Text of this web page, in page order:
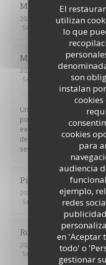
El
utilizan
lo que
son
instalan
cookies
para
audiencia
ejemplo,
redes
en 'Aceptar
todo' o
gestionar
Michael
2026-08-07
- 22:00 - Invitados
Servicio
Ambiente
Michelle
2026-08-05
- 19:45 - Invitados
Servicio
Ambiente:5/5
Un petit restaurant sympa
posé avec des amis. Mon
excellent moment dans ce
dessert tout était très bon
serveur était très gentil et
Pierre
2026-07-31
- 12:30 - Invitados
Servicio
Ambiente:5/5
Rui
2026-07-31
- 12:30 - Invitados
Servicio
Ambiente : 4/5